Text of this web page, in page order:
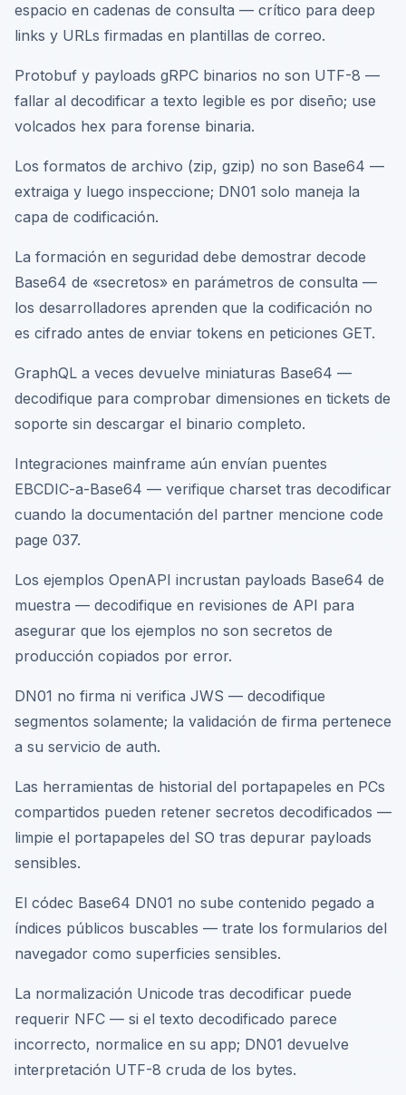
espacio en cadenas de consulta — crítico para deep
links y URLs firmadas en plantillas de correo.
Protobuf y payloads gRPC binarios no son UTF-8 —
fallar al decodificar a texto legible es por diseño; use
volcados hex para forense binaria.
Los formatos de archivo (zip, gzip) no son Base64 —
extraiga y luego inspeccione; DN01 solo maneja la
capa de codificación.
La formación en seguridad debe demostrar decode
Base64 de «secretos» en parámetros de consulta —
los desarrolladores aprenden que la codificación no
es cifrado antes de enviar tokens en peticiones GET.
GraphQL a veces devuelve miniaturas Base64 —
decodifique para comprobar dimensiones en tickets de
soporte sin descargar el binario completo.
Integraciones mainframe aún envían puentes
EBCDIC-a-Base64 — verifique charset tras decodificar
cuando la documentación del partner mencione code
page 037.
Los ejemplos OpenAPI incrustan payloads Base64 de
muestra — decodifique en revisiones de API para
asegurar que los ejemplos no son secretos de
producción copiados por error.
DN01 no firma ni verifica JWS — decodifique
segmentos solamente; la validación de firma pertenece
a su servicio de auth.
Las herramientas de historial del portapapeles en PCs
compartidos pueden retener secretos decodificados —
limpie el portapapeles del SO tras depurar payloads
sensibles.
El códec Base64 DN01 no sube contenido pegado a
índices públicos buscables — trate los formularios del
navegador como superficies sensibles.
La normalización Unicode tras decodificar puede
requerir NFC — si el texto decodificado parece
incorrecto, normalice en su app; DN01 devuelve
interpretación UTF-8 cruda de los bytes.